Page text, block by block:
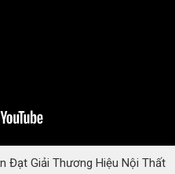
Đạt Giải Thương Hiệu Nội Thất